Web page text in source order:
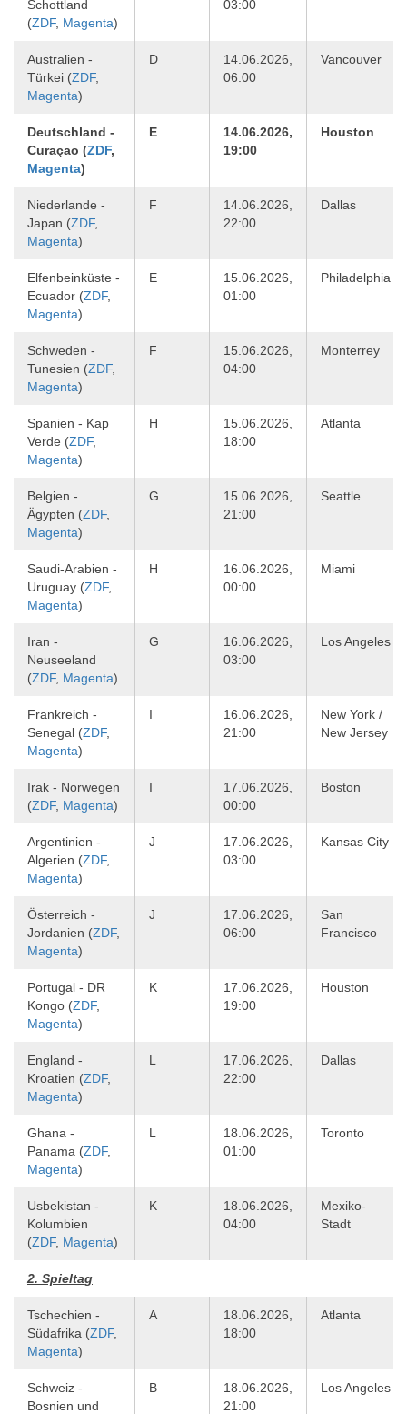
Schottland
(ZDF, Magenta)
03:00
Australien -
Türkei (ZDF,
Magenta)
D
14.06.2026,
06:00
Vancouver
Deutschland -
Curaçao (ZDF,
Magenta)
E
14.06.2026,
19:00
Houston
Niederlande -
Japan (ZDF,
Magenta)
F
14.06.2026,
22:00
Dallas
Elfenbeinküste -
Ecuador (ZDF,
Magenta)
E
15.06.2026,
01:00
Philadelphia
Schweden -
Tunesien (ZDF,
Magenta)
F
15.06.2026,
04:00
Monterrey
Spanien - Kap
Verde (ZDF,
Magenta)
H
15.06.2026,
18:00
Atlanta
Belgien -
Ägypten (ZDF,
Magenta)
G
15.06.2026,
21:00
Seattle
Saudi-Arabien -
Uruguay (ZDF,
Magenta)
H
16.06.2026,
00:00
Miami
Iran -
Neuseeland
(ZDF, Magenta)
G
16.06.2026,
03:00
Los Angeles
Frankreich -
Senegal (ZDF,
Magenta)
I
16.06.2026,
21:00
New York /
New Jersey
Irak - Norwegen
(ZDF, Magenta)
I
17.06.2026,
00:00
Boston
Argentinien -
Algerien (ZDF,
Magenta)
J
17.06.2026,
03:00
Kansas City
Österreich -
Jordanien (ZDF,
Magenta)
J
17.06.2026,
06:00
San
Francisco
Portugal - DR
Kongo (ZDF,
Magenta)
K
17.06.2026,
19:00
Houston
England -
Kroatien (ZDF,
Magenta)
L
17.06.2026,
22:00
Dallas
Ghana -
Panama (ZDF,
Magenta)
L
18.06.2026,
01:00
Toronto
Usbekistan -
Kolumbien
(ZDF, Magenta)
K
18.06.2026,
04:00
Mexiko-
Stadt
2. Spieltag
Tschechien -
Südafrika (ZDF,
Magenta)
A
18.06.2026,
18:00
Atlanta
Schweiz -
Bosnien und
B
18.06.2026,
21:00
Los Angeles